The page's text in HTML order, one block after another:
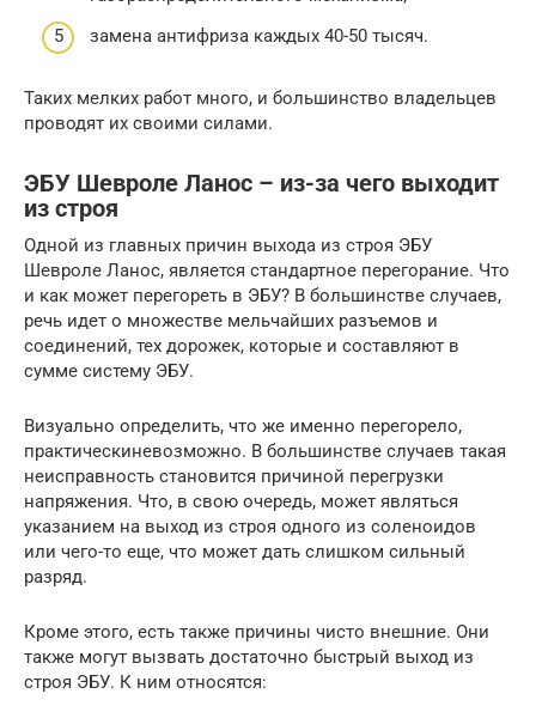
замена антифриза каждых 40-50 тысяч.
Таких мелких работ много, и большинство владельцев
проводят их своими силами.
ЭБУ Шевроле Ланос – из-за чего выходит
из строя
Одной из главных причин выхода из строя ЭБУ
Шевроле Ланос, является стандартное перегорание. Что
и как может перегореть в ЭБУ? В большинстве случаев,
речь идет о множестве мельчайших разъемов и
соединений, тех дорожек, которые и составляют в
сумме систему ЭБУ.
Визуально определить, что же именно перегорело,
практическиневозможно. В большинстве случаев такая
неисправность становится причиной перегрузки
напряжения. Что, в свою очередь, может являться
указанием на выход из строя одного из соленоидов
или чего-то еще, что может дать слишком сильный
разряд.
Кроме этого, есть также причины чисто внешние. Они
также могут вызвать достаточно быстрый выход из
строя ЭБУ. К ним относятся: